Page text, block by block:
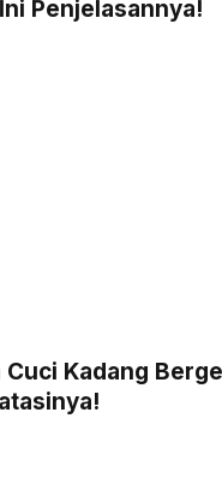
Penjelasannya!
Cuci Kadang